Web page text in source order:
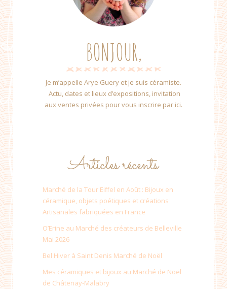
BONJOUR,
Je m’appelle Arye Guery et je suis céramiste.
Actu, dates et lieux d’expositions, invitation
aux ventes privées pour vous inscrire par ici.
Articles récents
Marché de la Tour Eiffel en Août : Bijoux en
céramique, objets poétiques et créations
Artisanales fabriquées en France
O’Erine au Marché des créateurs de Belleville
Mai 2026
Bel Hiver à Saint Denis Marché de Noël
Mes céramiques et bijoux au Marché de Noël
de Châtenay-Malabry